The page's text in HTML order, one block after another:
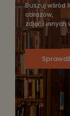
Buszuj wśród
obrazów,
zdjęć i innych
Sprawdź